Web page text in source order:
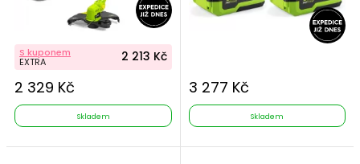
S kuponem
EXTRA 2 213 Kč
2 329 Kč
Skladem
3 277 Kč
Skladem